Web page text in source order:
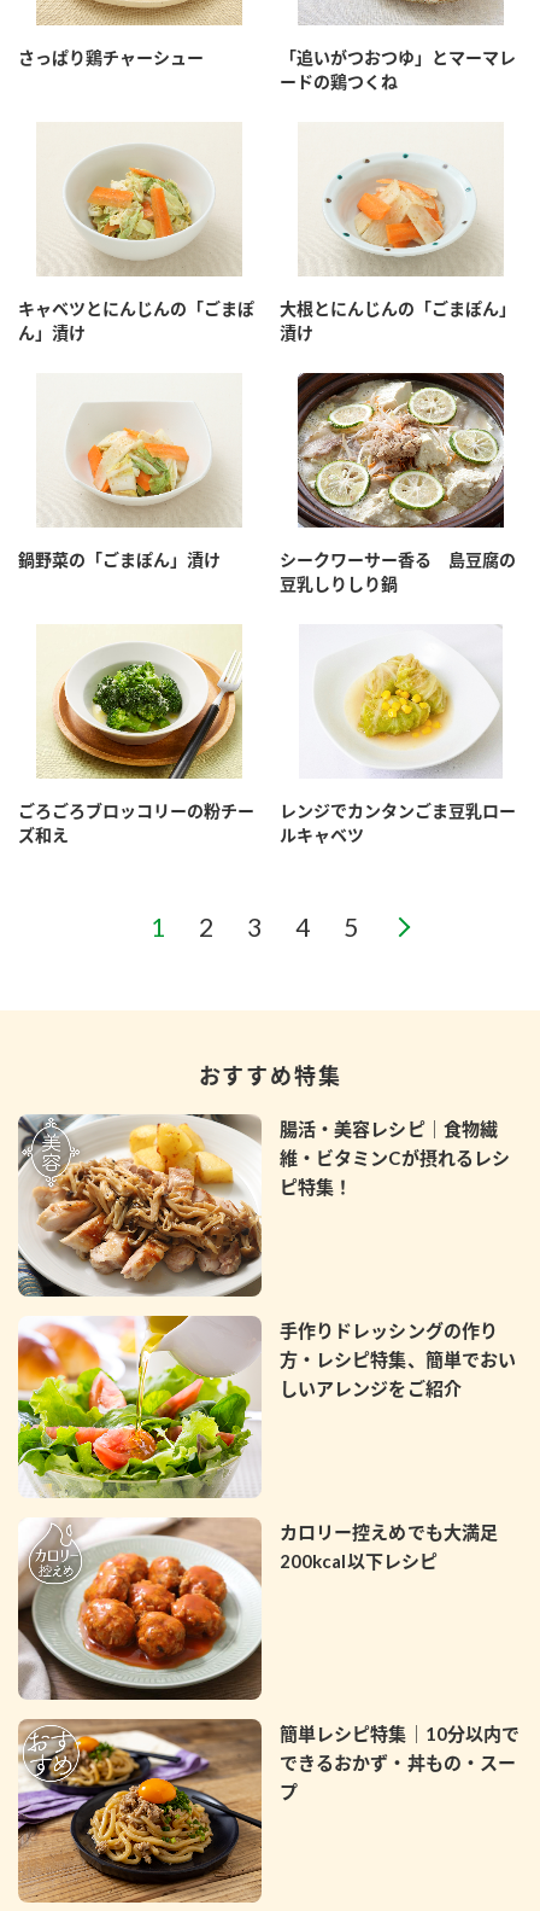
さっぱり鶏チャーシュー
「追いがつおつゆ」とマーマレ
ードの鶏つくね
キャベツとにんじんの「ごまぽ
ん」漬け
大根とにんじんの「ごまぽん」
漬け
鍋野菜の「ごまぽん」漬け
シークワーサー香る 島豆腐の
豆乳しりしり鍋
ごろごろブロッコリーの粉チー
ズ和え
レンジでカンタンごま豆乳ロー
ルキャベツ
おすすめ特集
腸活・美容レシピ｜食物繊
維・ビタミンCが摂れるレシ
ピ特集！
手作りドレッシングの作り
方・レシピ特集、簡単でおい
しいアレンジをご紹介
カロリー控えめでも大満足
200kcal以下レシピ
簡単レシピ特集｜10分以内で
できるおかず・丼もの・スー
プ